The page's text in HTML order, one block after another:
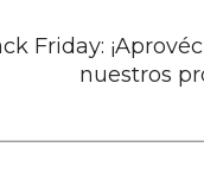
Friday:
nuestros